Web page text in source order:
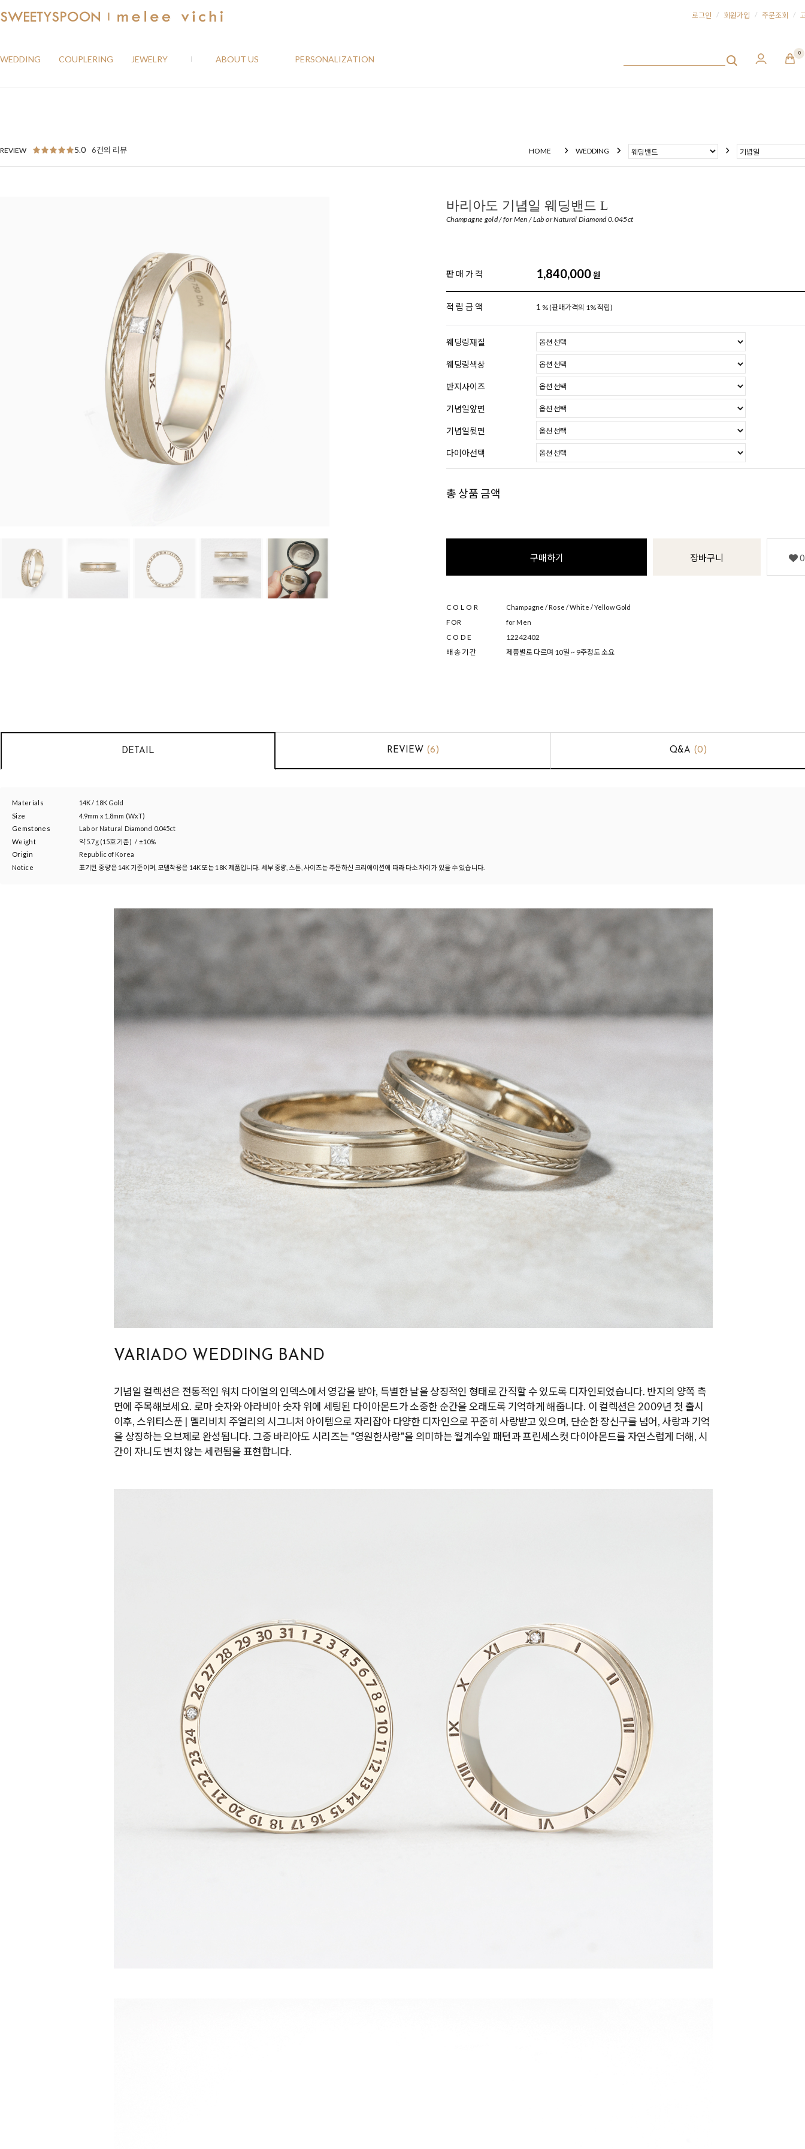
로그인 / 회원가입 / 주문조회 /
WEDDING COUPLERING JEWELRY ABOUT US PERSONALIZATION
0
REVIEW 5.0 6건의 리뷰 HOME WEDDING
바리아도 기념일 웨딩밴드 L
Champagne gold / for Men / Lab or Natural Diamond 0.045ct
판 매 가 격 1,840,000원
적 립 금 액 1 %(판매가격의 1% 적립)
웨딩링재질
웨딩링색상
반지사이즈
기념일앞면
기념일뒷면
다이아선택
총 상품 금액
구매하기 장바구니 0
COLOR Champagne / Rose / White / Yellow Gold
FOR for Men
CODE
12242402
배 송 기 간
제품별로 다르며 10일 ~ 9주정도 소요
DETAIL REVIEW (6) Q&A (0)
Materials
14K / 18K Gold
Size
4.9mm x 1.8mm (WxT)
Gemstones
Lab or Natural Diamond 0.045ct
Weight
약5.7g (15호 기준) / ±10%
Origin
Republic of Korea
Notice
표기된 중량은 14K 기준이며, 모델착용은 14K 또는 18K 제품입니다. 세부 중량, 스톤, 사이즈는 주문하신 크리에이션에 따라 다소 차이가 있을 수 있습니다.
VARIADO WEDDING BAND
기념일 컬렉션은 전통적인 워치 다이얼의 인덱스에서 영감을 받아, 특별한 날을 상징적인 형태로 간직할 수 있도록 디자인되었습니다. 반지의 양쪽 측
면에 주목해보세요. 로마 숫자와 아라비아 숫자 위에 세팅된 다이아몬드가 소중한 순간을 오래도록 기억하게 해줍니다. 이 컬렉션은 2009년 첫 출시
이후, 스위티스푼 | 멜리비치 주얼리의 시그니처 아이템으로 자리잡아 다양한 디자인으로 꾸준히 사랑받고 있으며, 단순한 장신구를 넘어, 사랑과 기억
을 상징하는 오브제로 완성됩니다. 그중 바리아도 시리즈는 "영원한사랑"을 의미하는 월계수잎 패턴과 프린세스컷 다이아몬드를 자연스럽게 더해, 시
간이 자니도 변치 않는 세련됨을 표현합니다.